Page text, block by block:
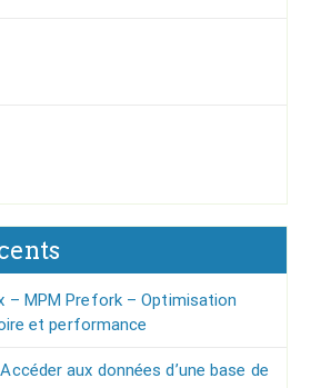
– MPM Prefork – Optimisation
et performance
aux données d’une base de